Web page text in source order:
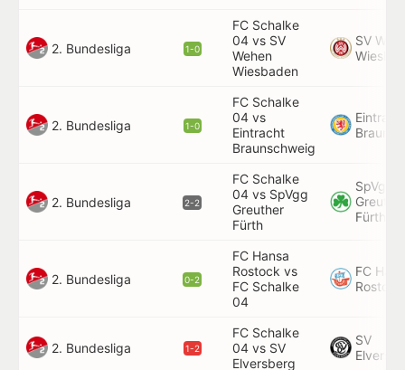
2. Bundesliga 1-0
FC Schalke
04 vs SV
Wehen
Wiesbaden
SV
2. Bundesliga 1-0
FC Schalke
04 vs
Eintracht
Braunschweig
2. Bundesliga 2-2
FC Schalke
04 vs SpVgg
Greuther
Fürth
SpVgg
Fürth
2. Bundesliga 0-2
FC Hansa
Rostock vs
FC Schalke
04
FC
Rostock
2. Bundesliga 1-2
FC Schalke
04 vs SV
Elversberg
SV